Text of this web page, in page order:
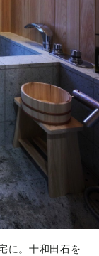
に。十和田石を